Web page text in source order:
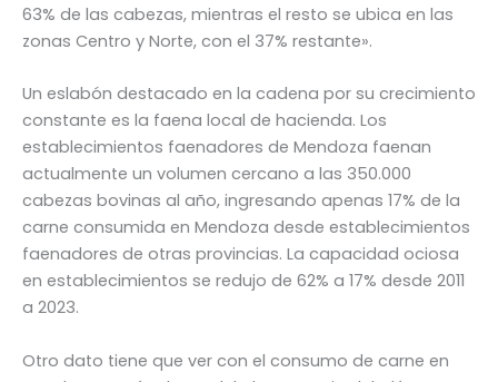
63% de las cabezas, mientras el resto se ubica en las
zonas Centro y Norte, con el 37% restante».
Un eslabón destacado en la cadena por su crecimiento
constante es la faena local de hacienda. Los
establecimientos faenadores de Mendoza faenan
actualmente un volumen cercano a las 350.000
cabezas bovinas al año, ingresando apenas 17% de la
carne consumida en Mendoza desde establecimientos
faenadores de otras provincias. La capacidad ociosa
en establecimientos se redujo de 62% a 17% desde 2011
a 2023.
Otro dato tiene que ver con el consumo de carne en